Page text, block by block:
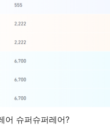
어 슈퍼슈퍼레어?